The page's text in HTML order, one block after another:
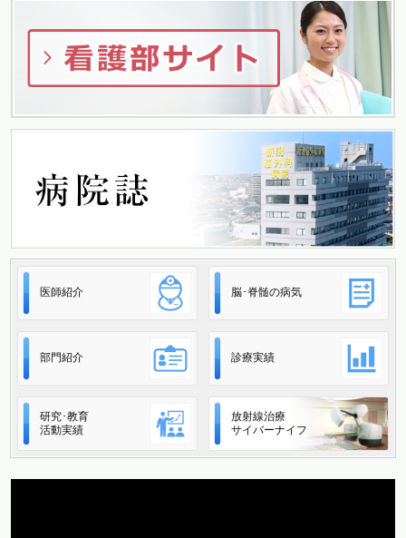
医師紹介 脳･脊髄の病気
部門紹介 診療実績
研究･教育
活動実績
放射線治療
サイバーナイフ